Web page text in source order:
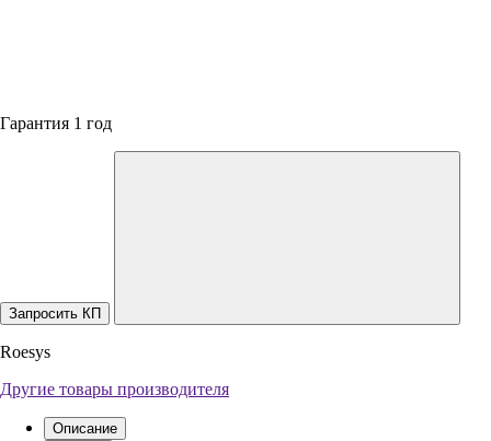
Гарантия 1 год
Запросить КП
Roesys
Другие товары производителя
Описание